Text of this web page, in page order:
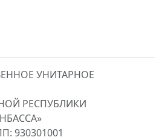
УНИТАРНОЕ
РЕСПУБЛИКИ
930301001